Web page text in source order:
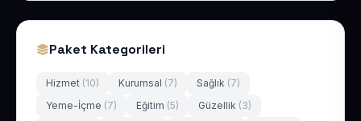
Paket Kategorileri
Hizmet (10) Kurumsal (7) Sağlık (7)
Yeme-İçme (7) Eğitim (5) Güzellik (3)